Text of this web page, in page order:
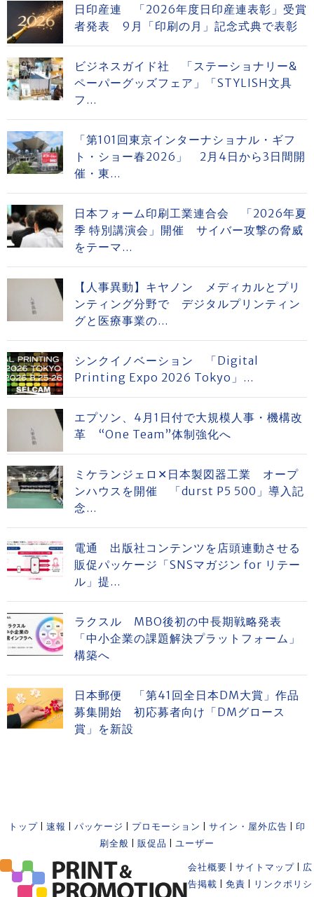
日印産連 「2026年度日印産連表彰」受賞
者発表 9月「印刷の月」記念式典で表彰
ビジネスガイド社 「ステーショナリー&
ペーパーグッズフェア」「STYLISH文具
フ...
「第101回東京インターナショナル・ギフ
ト・ショー春2026」 2月4日から3日間開
催・東...
日本フォーム印刷工業連合会 「2026年夏
季 特別講演会」開催 サイバー攻撃の脅威
をテーマ...
【人事異動】キヤノン メディカルとプリ
ンティング分野で デジタルプリンティン
グと医療事業の...
シンクイノベーション 「Digital
Printing Expo 2026 Tokyo」...
エプソン、4月1日付で大規模人事・機構改
革 “One Team”体制強化へ
ミケランジェロ✕日本製図器工業 オープ
ンハウスを開催 「durst P5 500」導入記
念...
電通 出版社コンテンツを店頭連動させる
販促パッケージ「SNSマガジン for リテー
ル」提...
ラクスル MBO後初の中長期戦略発表
「中小企業の課題解決プラットフォーム」
構築へ
日本郵便 「第41回全日本DM大賞」作品
募集開始 初応募者向け「DMグロース
賞」を新設
トップ 速報 パッケージ プロモーション サイン・屋外広告
印
刷全般
販促品 ユーザー
会社概要 サイトマップ
広
告掲載
免責
リンクポリシ